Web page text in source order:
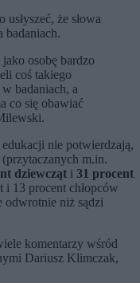
usłyszeć, że słowa
badaniach.
osobę bardzo
coś takiego
badaniach, a
co się obawiać
nie potwierdzają,
m.in.
dziewcząt i 31 procent
i 13 procent chłopców
odwrotnie niż sądzi
komentarzy wśród
Dariusz Klimczak,